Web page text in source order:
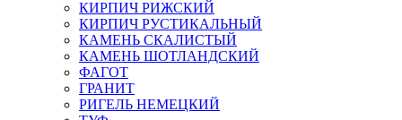
КИРПИЧ РИЖСКИЙ
КИРПИЧ РУСТИКАЛЬНЫЙ
КАМЕНЬ СКАЛИСТЫЙ
КАМЕНЬ ШОТЛАНДСКИЙ
ФАГОТ
ГРАНИТ
РИГЕЛЬ НЕМЕЦКИЙ